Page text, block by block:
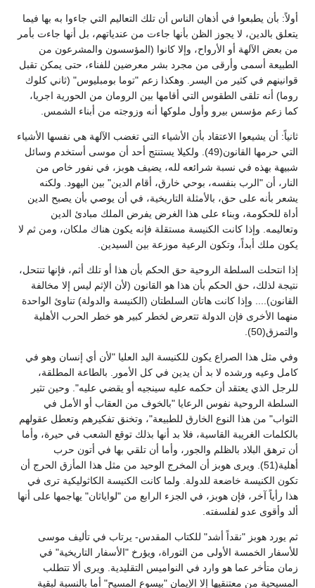
أولاً: بأن يطبعوا في أذهان الناس أن تلك التعاليم التي جاءوا به بها فيما
يتعلق بالدين، لا يجوز الظن بأنها جاءت من عندياتهم، بل أنها جاءت بأمر
من بعض الآلهة أو الأرواح، وإلا كانوا (المؤسسون والمشرعون من
الطبيعة أسمى وأرقى من مجرد بشر معرضين للفناء، حتى يمكن تقبل
قوانينهم في كثير من اليسر. وهكذا زعم "توما بومبليوس" (ثاني كلوك
روما) أنه تلقى الطقوس التي أقامها بين الرومان من الحورية اجريا،
كما زعم مؤسس بيرو وأول ملوكها أنه وزوجته من أبناء الشمس.
ثانياً: أن يشيعوا الاعتقاد بأن الأشياء التي تغضب الآلهة هي نفسها الأشياء
التي حرمها القانون(49). ولكيلا يستنتج أحد أن موسى أستخدم وسائل
شبيهة بهذه في نسبة شرائعه لله، يضيف هوبز، في نفور خاص من
النار، أن "الرب بنفسه، بوحي خارق، أقام الدين" بين اليهود. ولكنه
يشعر بأنه على حق، بالأمثلة التاريخية، في أن يوصي بأن يصبح الدين
أداة للحكومة، وبناء على هذا الغرض يفرض الملك مبادئ الدين
وتعاليمه. وإذا كانت الكنيسة مستقلة فإنه يكون هناك ملكان، ومن ثم لا
يكون ملك أبداً، وتكون الرعية موزعة بين السيدين.
إذا انتحلت السلطة الروحية حق الحكم بأن هذا أو تلك أثم، فإنها تنتحل،
نتيجة لذلك، حق الحكم بأن هذا هو القانون (لأن الإثم ليس إلا مخالفة
القانون).... وإذا كانت هاتان السلطتان (الكنيسة والدولة) تناوئ الواحدة
منهما الأخرى فإن الدولة تتعرض لخطر كبير هو خطر الحرب الأهلية
والتمزق(50).
وفي مثل هذا الصراع يكون للكنيسة اليد العليا "لأن أي إنسان وهو في
كامل وعيه ورشده لا بد أن يدين في كل الأمور. بالطاعة المطلقة،
للرجل الذي يعتقد أن حكمه عليه سينجيه أو يقضي عليه". وحين تثير
السلطة الروحية نفوس الرعايا "بالخوف من العقاب أو الأمل في
الثواب" من هذا النوع الخارق للطبيعة"، وتخنق تفكيرهم وتعطل عقولهم
بالكلمات الغريبة القاسية، فلا بد أنها بذلك توقع الشعب في حيرة، وأما
أن ترهق البلاد بالظلم والجور، وأما أن تلقي بها في أتون حرب
أهلية(51). ويرى هوبز أن المخرج الوحيد من مثل هذا المأزق الحرج أن
تكون الكنيسة خاضعة للدولة. ولما كانت الكنيسة الكاثوليكية ترى في
هذا رأياً آخر، فإن هوبز، في الجزء الرابع من "لواياثان" يهاجمها على أنها
ألد وأقوى عدو لفلسفته.
ثم يورد هوبز "نقداً أشد" للكتاب المقدس- يرتاب في تأليف موسى
للأسفار الخمسة الأولى من التوراة، ويؤرخ "الأسفار التاريخية" في
زمان متأخر عما هو وارد في النواميس التقليدية. ويرى ألا تتطلب
المسيحية من معتنقيها إلا الإيمان "بيسوع المسيح" أما بالنسبة لبقية